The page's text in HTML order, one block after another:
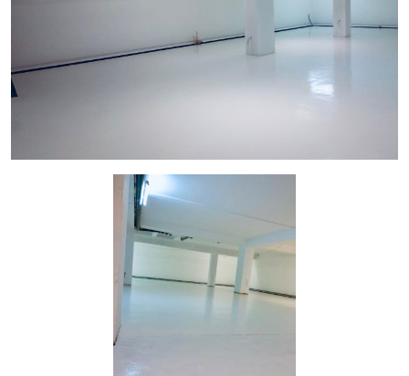
¡No dejes pasar esta oportunidad de adquirir un local
comercial en una de las mejores zonas de Barcelona! Para
más información y para programar una visita, no dudes en
contactarnos.